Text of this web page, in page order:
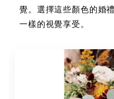
覺。選擇這些顏色的婚
一樣的視覺享受。